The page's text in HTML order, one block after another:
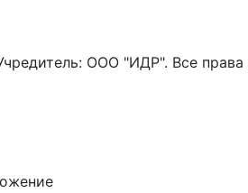
ООО "ИДР". Все права